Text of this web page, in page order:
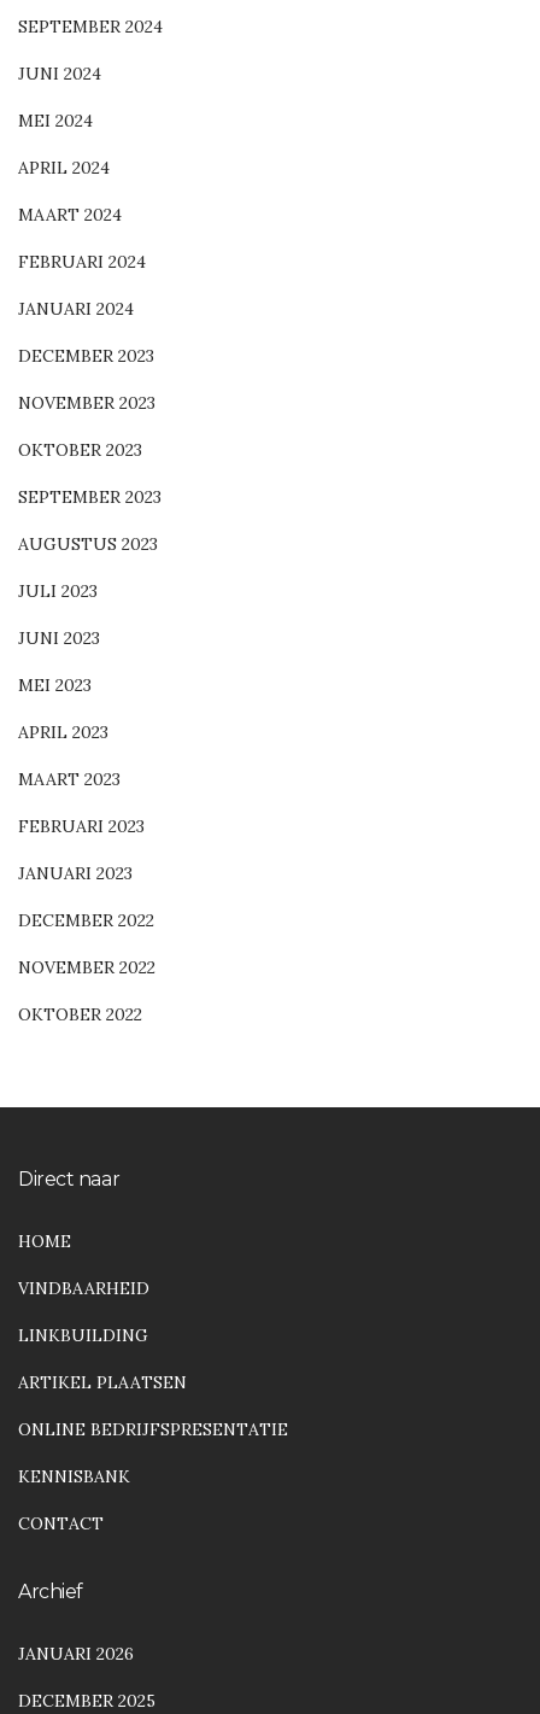
SEPTEMBER 2024
JUNI 2024
MEI 2024
APRIL 2024
MAART 2024
FEBRUARI 2024
JANUARI 2024
DECEMBER 2023
NOVEMBER 2023
OKTOBER 2023
SEPTEMBER 2023
AUGUSTUS 2023
JULI 2023
JUNI 2023
MEI 2023
APRIL 2023
MAART 2023
FEBRUARI 2023
JANUARI 2023
DECEMBER 2022
NOVEMBER 2022
OKTOBER 2022
Direct naar
HOME
VINDBAARHEID
LINKBUILDING
ARTIKEL PLAATSEN
ONLINE BEDRIJFSPRESENTATIE
KENNISBANK
CONTACT
Archief
JANUARI 2026
DECEMBER 2025